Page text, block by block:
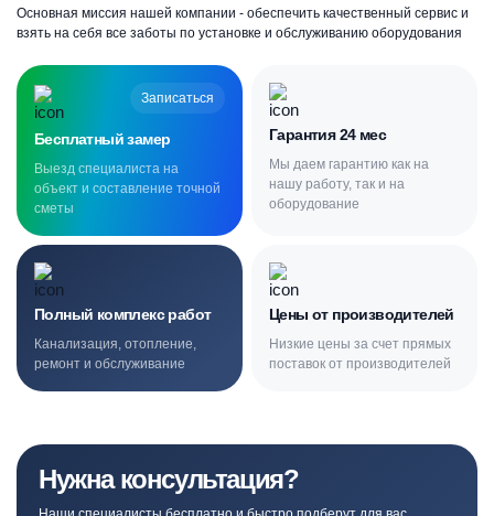
Основная миссия нашей компании - обеспечить качественный сервис и
взять на себя все заботы по установке и обслуживанию оборудования
Записаться
Бесплатный замер
Выезд специалиста на
объект и составление точной
сметы
Гарантия 24 мес
Мы даем гарантию как на
нашу работу, так и на
оборудование
Полный комплекс работ
Канализация, отопление,
ремонт и обслуживание
Цены от производителей
Низкие цены за счет прямых
поставок от производителей
Нужна консультация?